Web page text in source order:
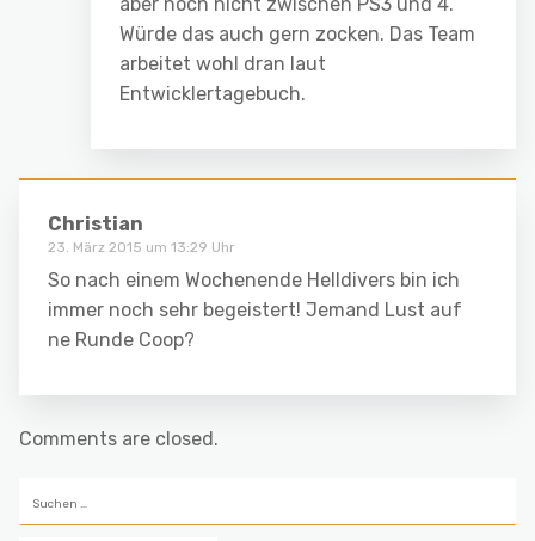
Würde das auch gern zocken. Das Team
arbeitet wohl dran laut
Entwicklertagebuch.
Christian
23. März 2015 um 13:29 Uhr
So nach einem Wochenende Helldivers bin ich
immer noch sehr begeistert! Jemand Lust auf
ne Runde Coop?
Comments are closed.
nach: